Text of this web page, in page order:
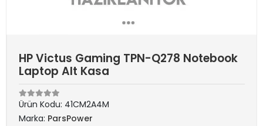
HP Victus Gaming TPN-Q278 Notebook
Laptop Alt Kasa
Ürün Kodu: 41CM2A4M
Marka: ParsPower